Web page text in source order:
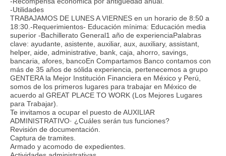
-Utilidades
TRABAJAMOS DE LUNES A VIERNES en un horario de 8:50 a
18:30.-Requerimientos- Educación mínima: Educación media
superior -Bachillerato General1 año de experienciaPalabras
clave: ayudante, asistente, auxiliar, aux, auxiliary, assistant,
helper, aide, administrative, bank, caja, ahorro, savings,
bancaria, afores, bancoEn Compartamos Banco contamos con
más de 35 años de sólida experiencia, pertenecemos a grupo
GENTERA la Mejor Institución Financiera en México y Perú,
somos de los primeros lugares para trabajar en México de
acuerdo al GREAT PLACE TO WORK (Los Mejores Lugares
para Trabajar).
Te invitamos a ocupar el puesto de AUXILIAR
ADMINISTRATIVO· ¿Cuáles serán tus funciones?
Revisión de documentación.
Captura de tramites.
Armado y acomodo de expedientes.